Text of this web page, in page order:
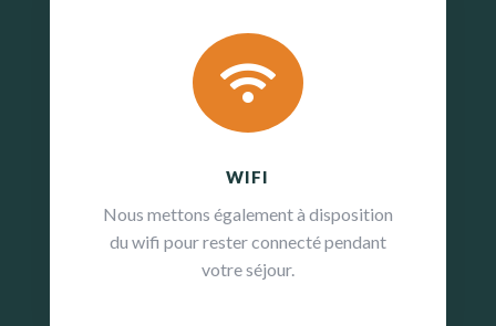

WIFI
Nous mettons également à disposition
du wifi pour rester connecté pendant
votre séjour.